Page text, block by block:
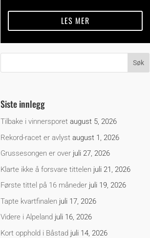
LES MER
Siste innlegg
Tilbake i vinnersporet august 5, 2026
Rekord-racet er avlyst august 1, 2026
Grussesongen er over juli 27, 2026
Klarte ikke å forsvare tittelen juli 21, 2026
Første tittel på 16 måneder juli 19, 2026
Tapte kvartfinalen juli 17, 2026
Videre i Alpeland juli 16, 2026
Kort opphold i Båstad juli 14, 2026